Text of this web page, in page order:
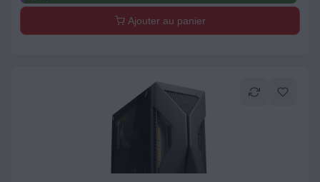
Ajouter au panier